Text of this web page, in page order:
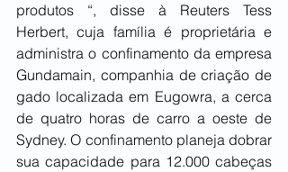
produtos “, disse à Reuters Tess
Herbert, cuja família é proprietária e
administra o confinamento da empresa
Gundamain, companhia de criação de
gado localizada em Eugowra, a cerca
de quatro horas de carro a oeste de
Sydney. O confinamento planeja dobrar
sua capacidade para 12.000 cabeças